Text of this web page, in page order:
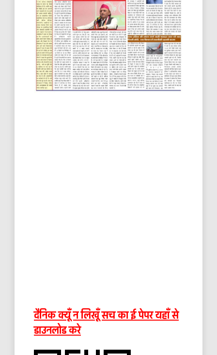
दैनिक क्यूँ न लिखूँ सच का ई पेपर यहाँ से
डाउनलोड करे